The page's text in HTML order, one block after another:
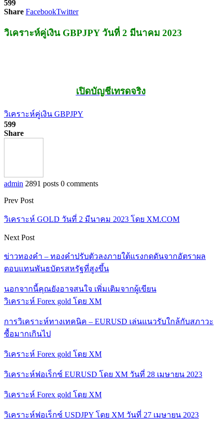
599
Share FacebookTwitter
วิเคราะห์คู่เงิน GBPJPY วันที่ 2 มีนาคม 2023
เปิดบัญชีเทรดจริง
วิเคราะห์คู่เงิน GBPJPY
599
Share
admin 2891 posts 0 comments
Prev Post
วิเคราะห์ GOLD วันที่ 2 มีนาคม 2023 โดย XM.COM
Next Post
ข่าวทองคำ – ทองคำปรับตัวลงภายใต้แรงกดดันจากอัตราผล
ตอบแทนพันธบัตรสหรัฐที่สูงขึ้น
นอกจากนี้คุณยังอาจสนใจ เพิ่มเติมจากผู้เขียน
วิเคราะห์ Forex gold โดย XM
การวิเคราะห์ทางเทคนิค – EURUSD เล่นแนวรับใกล้กับสภาวะ
ซื้อมากเกินไป
วิเคราะห์ Forex gold โดย XM
วิเคราะห์ฟอเร็กซ์ EURUSD โดย XM วันที่ 28 เมษายน 2023
วิเคราะห์ Forex gold โดย XM
วิเคราะห์ฟอเร็กซ์ USDJPY โดย XM วันที่ 27 เมษายน 2023